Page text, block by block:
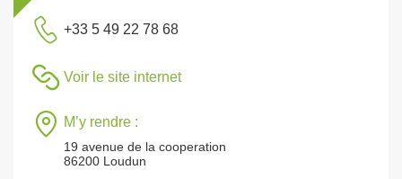
+33 5 49 22 78 68
Voir le site internet
M’y rendre :
19 avenue de la cooperation
86200 Loudun